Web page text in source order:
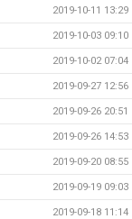
2019-10-11 13:29
2019-10-03 09:10
2019-10-02 07:04
2019-09-27 12:56
2019-09-26 20:51
2019-09-26 14:53
2019-09-20 08:55
2019-09-19 09:03
2019-09-18 11:14